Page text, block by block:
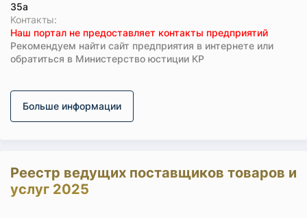
35а
Koнтaкты:
Наш портал не предоставляет контакты предприятий
Рекомендуем найти сайт предприятия в интернете или
обратиться в Министерство юстиции КР
Больше информации
Реестр ведущих поставщиков товаров и
услуг 2025